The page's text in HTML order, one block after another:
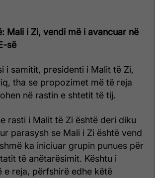
Mali i Zi, vendi më i avancuar në
së
i samitit, presidenti i Malit të Zi,
tha se propozimet më të reja
në rastin e shtetit të tij.
rasti i Malit të Zi është deri diku
parasysh se Mali i Zi është vend
ka iniciuar grupin punues për
të anëtarësimit. Kështu i
e reja, përfshirë edhe këtë